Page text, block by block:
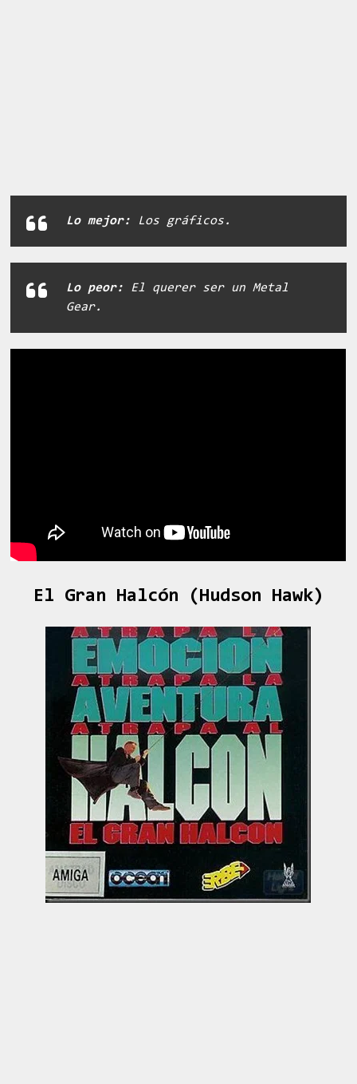
Lo mejor: Los gráficos.
Lo peor: El querer ser un Metal
Gear.
El Gran Halcón (Hudson Hawk)